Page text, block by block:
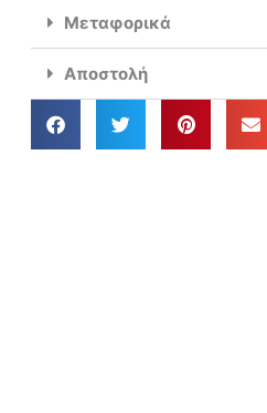
Savannah
ποσότητα
Μεταφορικά
Αποστολή